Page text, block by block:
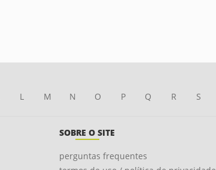
L M N O P Q R S
SOBRE O SITE
perguntas frequentes